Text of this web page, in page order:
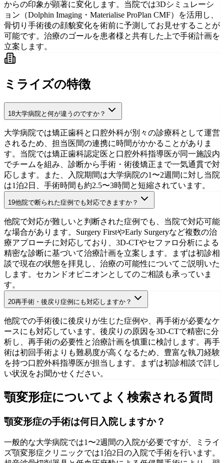
初診相談を予約
からの印象が顕著に変化します。当院では3Dシミュレーシ
ョン（Dolphin Imaging・Materialise ProPlan CMF）を活用し、
骨切り手術後の顔貌変化を術前に予測してお見せすることが
可能です。治療のゴールを患者様と共有した上で手術計画を
立案します。
ミライズの特徴
18大学病院と何が違うのですか？
大学病院との違い
初診相談を予約
大学病院では矯正歯科と口腔外科が別々の診療科として運営
されるため、担当医間の連携に時間がかかることがありま
す。当院では矯正歯科認定医と口腔外科指導医が同一施設内
でチームを組み、診断から手術・術後矯正まで一気通貫で対
応します。また、入院期間は大学病院の1〜2週間に対し当院
は1泊2日、手術時間も約2.5〜3時間と短縮されています。
19他院で断られた症例でも対応できますか？
セカンドオピニオン
初診相談を予約
他院で対応が難しいと判断された症例でも、当院で対応可能
な場合があります。Surgery FirstやEarly Surgeryなど複数の治
療アプローチに対応しており、3D-CTやセファロ分析による
精密な診断に基づいて治療計画を立案します。まずは初診相
談で現在の状態を拝見し、治療の可能性についてご説明いた
します。セカンドオピニオンとしてのご相談も承っていま
す。
20再手術・後戻り症例にも対応しますか？
初診相談予約
他院での手術後に後戻りが生じた症例や、再手術が必要なケ
ースにも対応しています。後戻りの原因を3D-CTで精密に分
析し、再手術の必要性と治療計画を慎重に検討します。再手
術は初回手術よりも難易度が高くなるため、豊富な執刀経験
を持つ口腔外科指導医が担当します。まずは初診相談で詳し
い状況をお聞かせください。
顎変形症についてよく検索される質問
顎変形症の手術は何日入院しますか？
一般的な大学病院では1〜2週間の入院が必要ですが、ミライ
ズ顎変形症クリニックでは1泊2日の入院で手術を行います。